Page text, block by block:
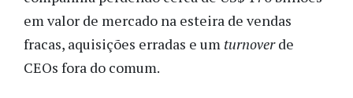
em valor de mercado na esteira de vendas
fracas, aquisições erradas e um turnoverde
CEOs fora do comum.